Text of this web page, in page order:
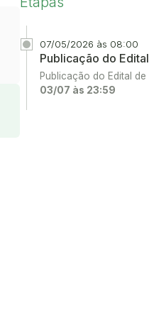
07/05/2026 às 08:00
Publicação do Edital
Publicação do Edital de
03/07 às 23:59